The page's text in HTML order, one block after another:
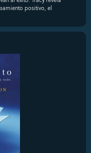
positivo, el